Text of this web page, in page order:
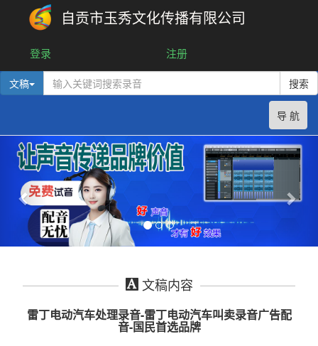
自贡市玉秀文化传播有限公司
登录 注册
文稿 搜索
导 航
文稿内容
雷丁电动汽车处理录音-雷丁电动汽车叫卖录音广告配
音-国民首选品牌